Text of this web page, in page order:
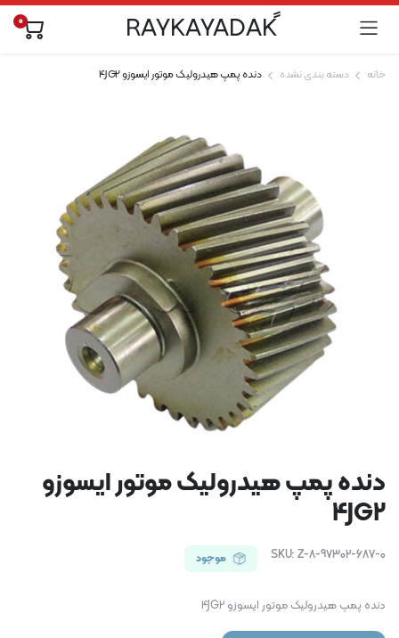
ًRAYKAYADAK 0
خانه دسته بندی نشده دنده پمپ هیدرولیک موتور ایسوزو 4JG2
دنده پمپ هیدرولیک موتور ایسوزو
4JG2
SKU: Z-8-97302-687-0 موجود
دنده پمپ هیدرولیک موتور ایسوزو 4JG2